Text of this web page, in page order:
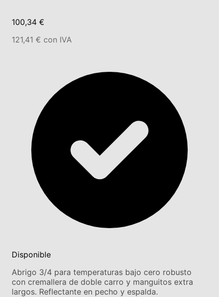
100,34 €
121,41 € con IVA
Disponible
Abrigo 3/4 para temperaturas bajo cero robusto
con cremallera de doble carro y manguitos extra
largos. Reflectante en pecho y espalda.